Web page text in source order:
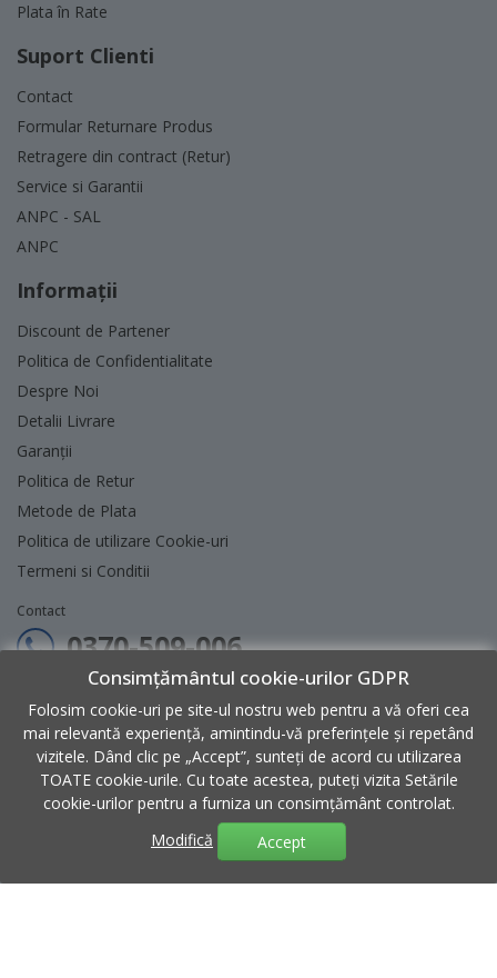
Plata în Rate
Suport Clienti
Contact
Formular Returnare Produs
Retragere din contract (Retur)
Service si Garantii
ANPC - SAL
ANPC
Informaţii
Discount de Partener
Politica de Confidentialitate
Despre Noi
Detalii Livrare
Garanții
Politica de Retur
Metode de Plata
Politica de utilizare Cookie-uri
Termeni si Conditii
Contact
0370-509-006
contact@micul-meserias.ro
Program: Luni - Vineri 9:00 - 18:00
Sediu: Str. 2, Nr. 30, Hala 6, Afumati, Ilfov
Consimțământul cookie-urilor GDPR
Folosim cookie-uri pe site-ul nostru web pentru a vă oferi cea
mai relevantă experiență, amintindu-vă preferințele și repetând
vizitele. Dând clic pe „Accept”, sunteți de acord cu utilizarea
TOATE cookie-urile. Cu toate acestea, puteți vizita Setările
cookie-urilor pentru a furniza un consimțământ controlat.
Modifică
Accept